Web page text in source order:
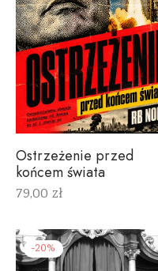
Ostrzeżenie przed
końcem świata
79,00 zł
-20%